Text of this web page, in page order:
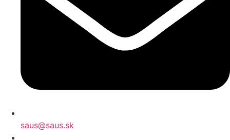
saus@saus.sk